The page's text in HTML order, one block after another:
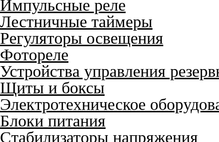
Импульсные реле
Лестничные таймеры
Регуляторы освещения
Фотореле
Устройства управления
Щиты и боксы
Электротехническое
Блоки питания
Стабилизаторы напряжения